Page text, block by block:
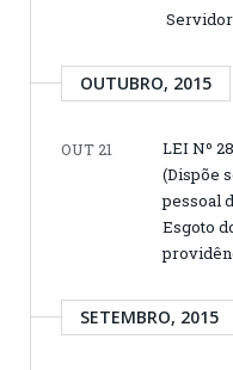
OUTUBRO, 2015
OUT 21
LEI Nº
(Dispõe
pessoal
Esgoto
SETEMBRO, 2015